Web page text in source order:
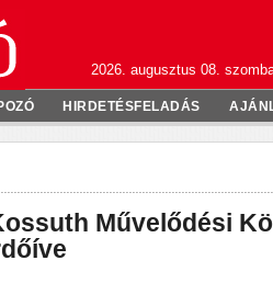
2026. augusztus 08.
HIRDETÉSFELADÁS
Művelődési